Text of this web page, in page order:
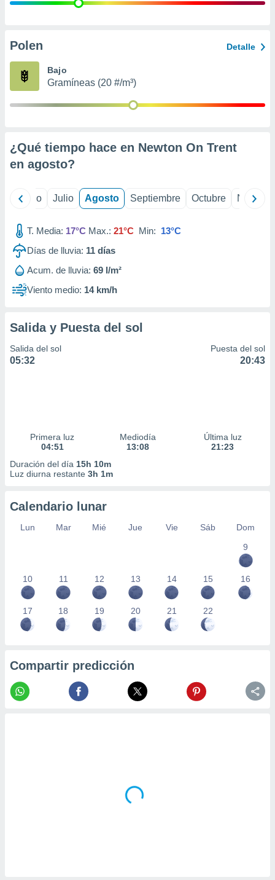
e
publicidad
Polen Detalle
Bajo
Gramíneas (20 #/m³)
¿Qué tiempo hace en Newton On Trent
en agosto?
Junio Julio Agosto Septiembre Octubre
T. Media: 17°C Max.: 21°C Min: 13°C
Días de lluvia: 11 días
Acum. de lluvia: 69 l/m²
Viento medio: 14 km/h
Salida y Puesta del sol
Salida del sol
05:32
Puesta del sol
20:43
Primera luz
04:51
Mediodía
13:08
Última luz
21:23
Duración del día 15h 10m
Luz diurna restante 3h 1m
Calendario lunar
Lun Mar Mié Jue Vie Sáb
Dom
9
10 11 12 13 14 15 16
17 18 19 20 21 22
Compartir predicción